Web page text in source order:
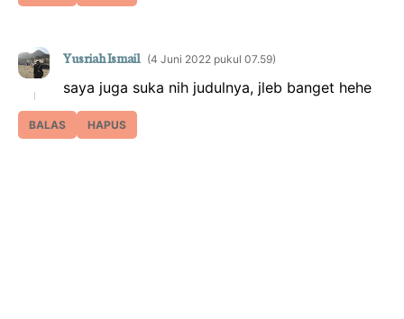
Yusriah Ismail 4 Juni 2022 pukul 07.59
saya juga suka nih judulnya, jleb banget hehe
BALAS HAPUS